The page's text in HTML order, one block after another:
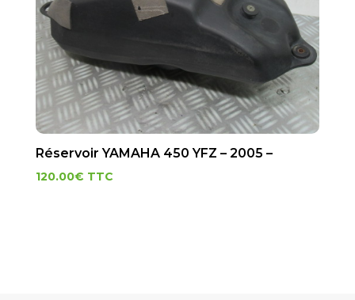
Réservoir YAMAHA 450 YFZ – 2005 –
120.00€ TTC